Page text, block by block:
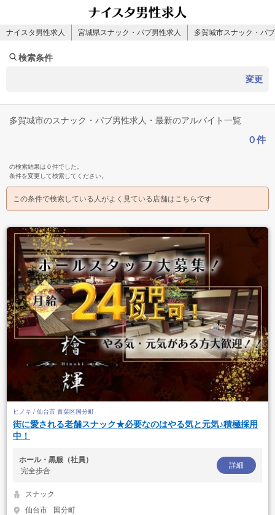
ナイスタ男性求人 宮城県スナック・パブ男性求人 多賀城市スナック・パ
検索条件
変更
多賀城市のスナック・パブ男性求人・最新のアルバイト一覧
０件
の検索結果は０件でした。
条件を変更して検索してください。
この条件で検索している人がよく見ている店舗はこちらです
ヒノキ / 仙台市 青葉区国分町
街に愛される老舗スナック★必要なのはやる気と元気♪積極採用
中！
ホール・黒服（社員）
完全歩合
詳細
スナック
仙台市
国分町